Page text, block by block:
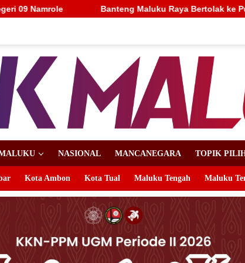
Raya Bertolak ke Putaran Nasional, Alhidayat Wajo:
NASIONAL MANCANEGARA TOPIK
Kota Ambon Kota Tual Maluku Tengah Maluku